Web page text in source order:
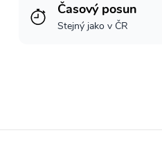
Časový posun
Stejný jako v ČR